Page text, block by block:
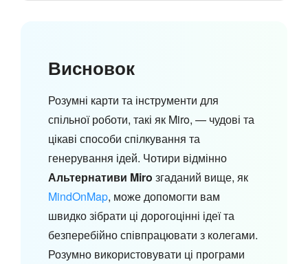
Висновок
Розумні карти та інструменти для
спільної роботи, такі як Miro, — чудові та
цікаві способи спілкування та
генерування ідей. Чотири відмінно
Альтернативи Miro згаданий вище, як
MindOnMap, може допомогти вам
швидко зібрати ці дорогоцінні ідеї та
безперебійно співпрацювати з колегами.
Розумно використовувати ці програми